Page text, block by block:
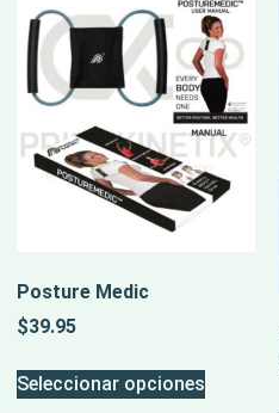
Posture Medic
$39.95
Seleccionar opciones